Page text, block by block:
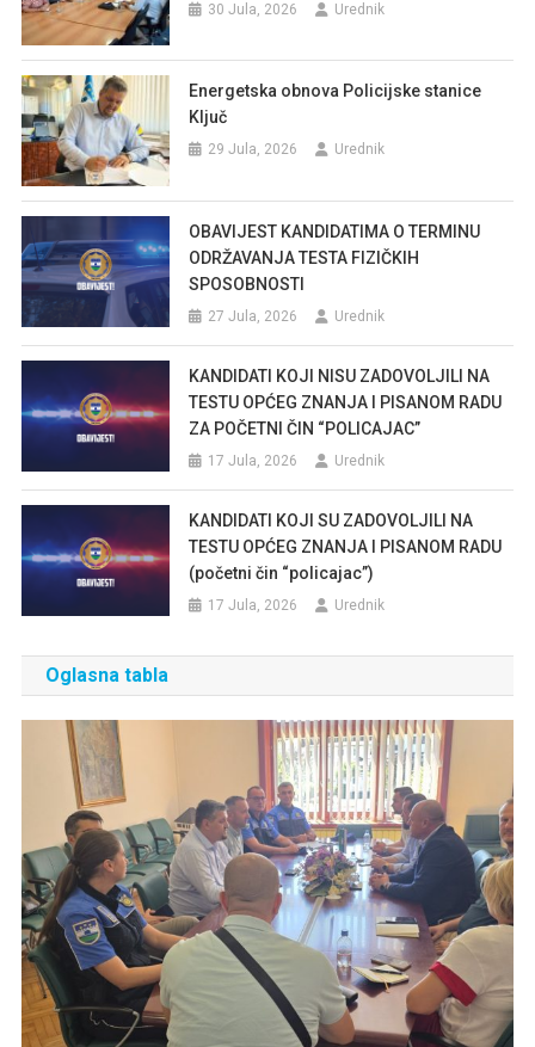
30 Jula, 2026 Urednik
Energetska obnova Policijske stanice
Ključ
29 Jula, 2026 Urednik
OBAVIJEST KANDIDATIMA O TERMINU
ODRŽAVANJA TESTA FIZIČKIH
SPOSOBNOSTI
27 Jula, 2026 Urednik
KANDIDATI KOJI NISU ZADOVOLJILI NA
TESTU OPĆEG ZNANJA I PISANOM RADU
ZA POČETNI ČIN “POLICAJAC”
17 Jula, 2026 Urednik
KANDIDATI KOJI SU ZADOVOLJILI NA
TESTU OPĆEG ZNANJA I PISANOM RADU
(početni čin “policajac”)
17 Jula, 2026 Urednik
Oglasna tabla